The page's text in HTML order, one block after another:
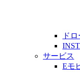
ド
サービス
Eモ